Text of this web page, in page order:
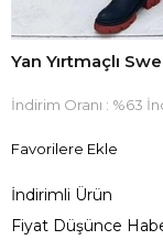
Yan Yırtmaçlı
İndirim Oranı : %63
Favorilere Ekle
İndirimli Ürün
Fiyat Düşünce